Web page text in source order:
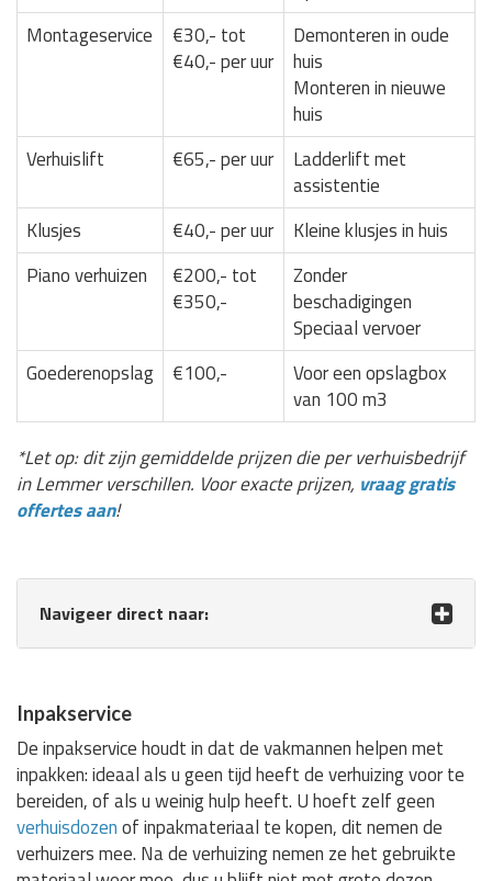
Montageservice
€30,- tot
€40,- per uur
Demonteren in oude
huis
Monteren in nieuwe
huis
Verhuislift
€65,- per uur
Ladderlift met
assistentie
Klusjes
€40,- per uur
Kleine klusjes in huis
Piano verhuizen
€200,- tot
€350,-
Zonder
beschadigingen
Speciaal vervoer
Goederenopslag
€100,-
Voor een opslagbox
van 100 m3
*Let op: dit zijn gemiddelde prijzen die per verhuisbedrijf
in Lemmer verschillen. Voor exacte prijzen, vraag gratis
offertes aan!
Navigeer direct naar:
Inpakservice
De inpakservice houdt in dat de vakmannen helpen met
inpakken: ideaal als u geen tijd heeft de verhuizing voor te
bereiden, of als u weinig hulp heeft. U hoeft zelf geen
verhuisdozenof inpakmateriaal te kopen, dit nemen de
verhuizers mee. Na de verhuizing nemen ze het gebruikte